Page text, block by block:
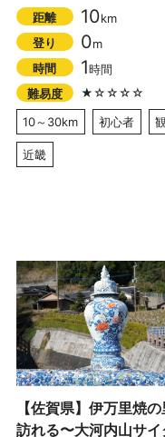
距離 10km
登り
0m
時間
1時間
難易度
★☆☆☆☆
10～30km
初心者
近畿
【佐賀県】伊万里焼
訪れる〜大河内山サイ